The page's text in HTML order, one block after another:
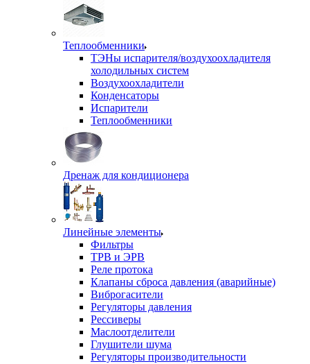
Теплообменники
ТЭНы испарителя/воздухоохладителя
холодильных систем
Воздухоохладители
Конденсаторы
Испарители
Теплообменники
Дренаж для кондиционера
Линейные элементы
Фильтры
ТРВ и ЭРВ
Реле протока
Клапаны сброса давления (аварийные)
Виброгасители
Регуляторы давления
Рессиверы
Маслоотделители
Глушители шума
Регуляторы производительности